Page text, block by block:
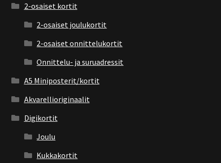
2-osaiset kortit
2-osaiset joulukortit
2-osaiset onnittelukortit
Onnittelu- ja suruadressit
A5 Miniposterit/kortit
Akvarellioriginaalit
Digikortit
Joulu
Kukkakortit